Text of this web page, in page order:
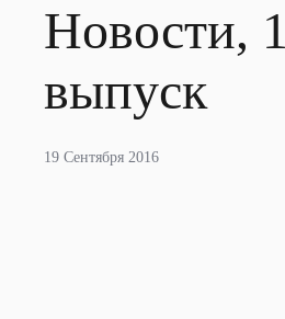
Новости,
выпуск
19 Сентября 2016